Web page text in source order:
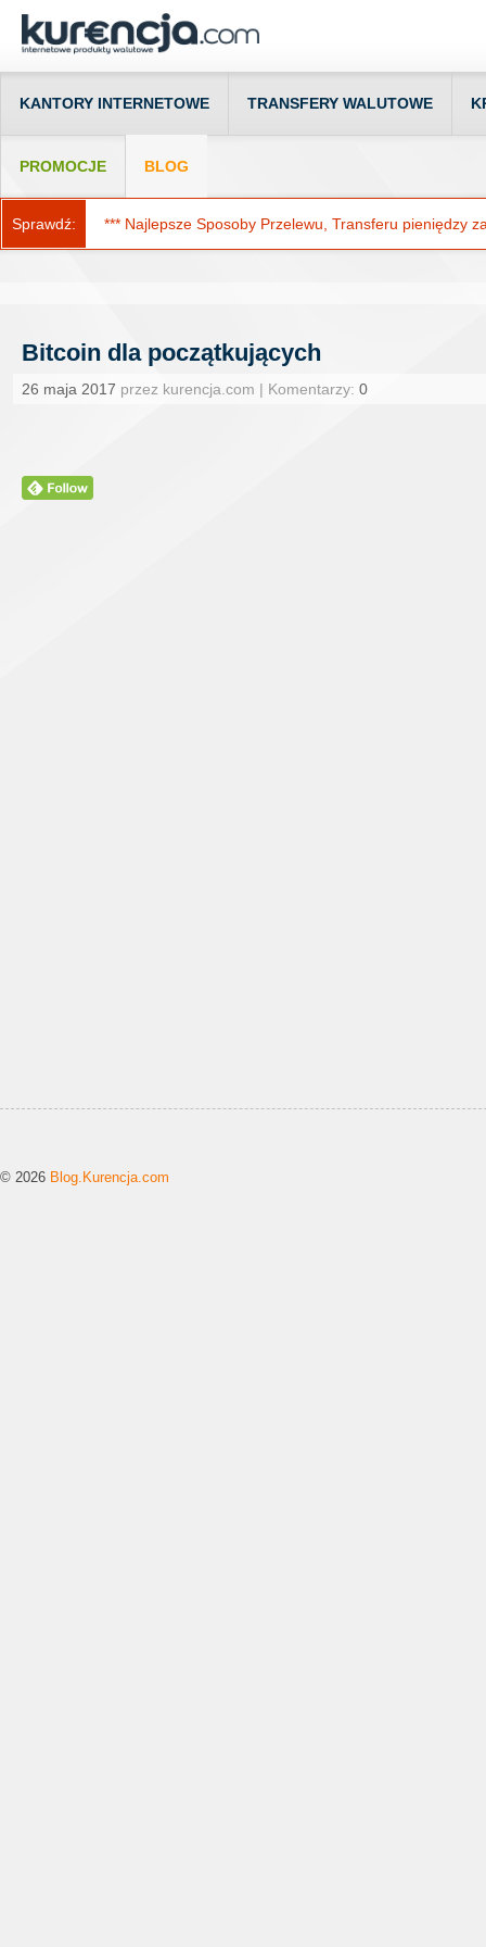
KANTORY INTERNETOWE TRANSFERY WALUTOWE
PROMOCJE BLOG
Sprawdź: *** Najlepsze Sposoby Przelewu, Transferu pieniędzy
Bitcoin dla początkujących
26 maja 2017 przez kurencja.com | Komentarzy: 0
© 2026 Blog.Kurencja.com